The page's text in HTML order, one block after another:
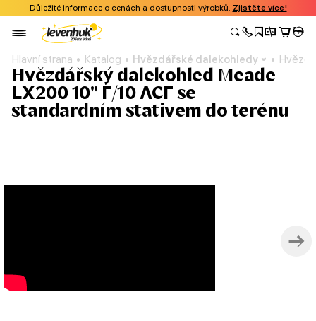
Důležité informace o cenách a dostupnosti výrobků. Zjistěte více!
Hlavní strana Katalog Hvězdářské dalekohledy
Hvězdářský dalekohled Meade
LX200 10'' F/10 ACF se
standardním stativem do terénu